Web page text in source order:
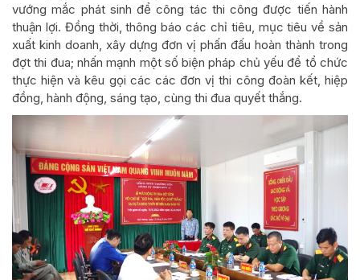
vướng mắc phát sinh để công tác thi công được tiến hành
thuận lợi. Đồng thời, thông báo các chỉ tiêu, mục tiêu về sản
xuất kinh doanh, xây dựng đơn vị phấn đấu hoàn thành trong
đợt thi đua; nhấn mạnh một số biện pháp chủ yếu để tổ chức
thực hiện và kêu gọi các các đơn vị thi công đoàn kết, hiệp
đồng, hành động, sáng tạo, cùng thi đua quyết thắng.